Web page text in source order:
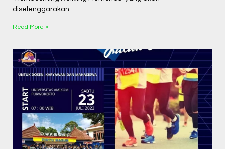
diselenggarakan
Read More »